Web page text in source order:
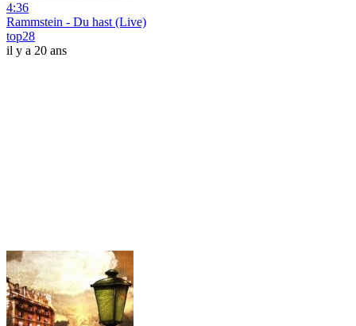
4:36
Rammstein - Du hast (Live)
top28
il y a 20 ans